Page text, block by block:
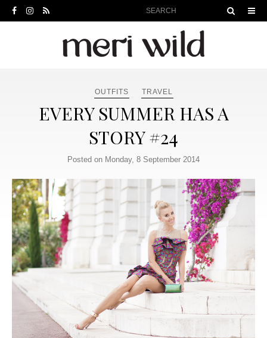
OUTFITS TRAVEL
EVERY SUMMER HAS A
STORY #24
Posted on Monday, 8 September 2014